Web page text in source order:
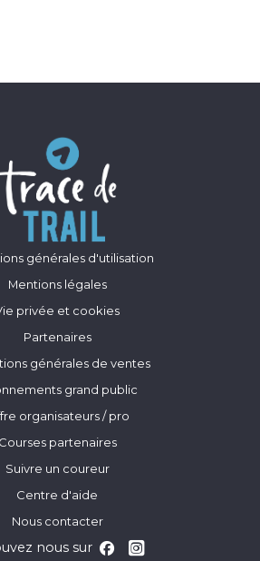
générales d'utilisation
Mentions légales
privée et cookies
Partenaires
générales de ventes
grand public
organisateurs / pro
Courses partenaires
Suivre un coureur
Centre d'aide
Nous contacter
nous sur